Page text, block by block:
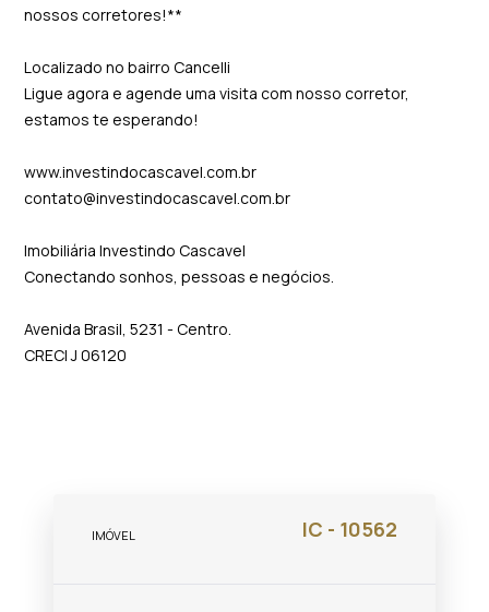
nossos corretores!**
Localizado no bairro Cancelli
Ligue agora e agende uma visita com nosso corretor,
estamos te esperando!
www.investindocascavel.com.br
contato@investindocascavel.com.br
Imobiliária Investindo Cascavel
Conectando sonhos, pessoas e negócios.
Avenida Brasil, 5231 - Centro.
CRECI J 06120
IMÓVEL IC - 10562